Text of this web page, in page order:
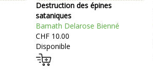
Destruction des épines
sataniques
Bamath Delarose Bienné
CHF 10.00
Disponible